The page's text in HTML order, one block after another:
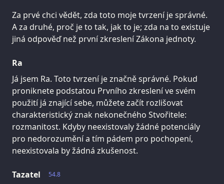
Za prvé chci vědět, zda toto moje tvrzení je správné.
A za druhé, proč je to tak, jak to je; zda na to existuje
jiná odpověď než první zkreslení Zákona jednoty.
Ra
Já jsem Ra. Toto tvrzení je značně správné. Pokud
proniknete podstatou Prvního zkreslení ve svém
použití já znající sebe, můžete začít rozlišovat
charakteristický znak nekonečného Stvořitele:
rozmanitost. Kdyby neexistovaly žádné potenciály
pro nedorozumění a tím pádem pro pochopení,
neexistovala by žádná zkušenost.
54.8
Tazatel